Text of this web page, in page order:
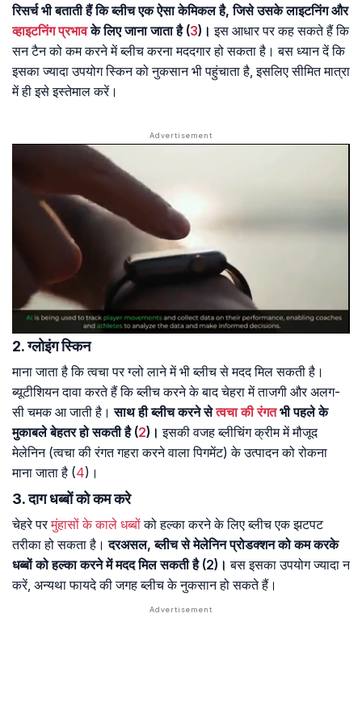
रिसर्च भी बताती हैं कि ब्लीच एक ऐसा केमिकल है, जिसे उसके लाइटनिंग और
व्हाइटनिंग प्रभावके लिए जाना जाता है (3)। इस आधार पर कह सकते हैं कि
सन टैन को कम करने में ब्लीच करना मददगार हो सकता है। बस ध्यान दें कि
इसका ज्यादा उपयोग स्किन को नुकसान भी पहुंचाता है, इसलिए सीमित मात्रा
में ही इसे इस्तेमाल करें।
2. ग्लोइंग स्किन
माना जाता है कि त्वचा पर ग्लो लाने में भी ब्लीच से मदद मिल सकती है।
ब्यूटीशियन दावा करते हैं कि ब्लीच करने के बाद चेहरा में ताजगी और अलग-
सी चमक आ जाती है।साथ ही ब्लीच करने सेत्वचा की रंगतभी पहले के
मुकाबले बेहतर हो सकती है (2)। इसकी वजह ब्लीचिंग क्रीम में मौजूद
मेलेनिन (त्वचा की रंगत गहरा करने वाला पिगमेंट) के उत्पादन को रोकना
माना जाता है (4)।
3. दाग धब्बों को कम करे
चेहरे परमुंहासों के काले धब्बोंको हल्का करने के लिए ब्लीच एक झटपट
तरीका हो सकता है।दरअसल, ब्लीच से मेलेनिन प्रोडक्शन को कम करके
धब्बों को हल्का करने में मदद मिल सकती है (2)। बस इसका उपयोग ज्यादा न
करें, अन्यथा फायदे की जगह ब्लीच के नुकसान हो सकते हैं।